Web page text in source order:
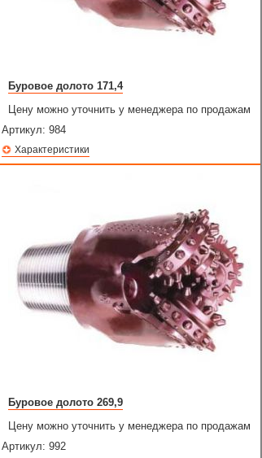
Буровое долото 171,4
Цену можно уточнить у менеджера по продажам
Артикул: 984
Характеристики
Буровое долото 269,9
Цену можно уточнить у менеджера по продажам
Артикул: 992